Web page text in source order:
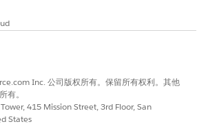
Inc. 公司版权所有。保留所有权利。其他
有。
415 Mission Street, 3rd Floor, San
States